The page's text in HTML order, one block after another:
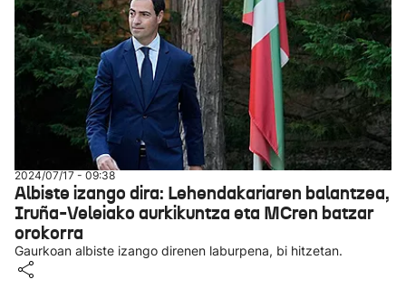
2024/07/17 - 09:38
Albiste izango dira: Lehendakariaren balantzea,
Iruña-Veleiako aurkikuntza eta MCren batzar
orokorra
Gaurkoan albiste izango direnen laburpena, bi hitzetan.